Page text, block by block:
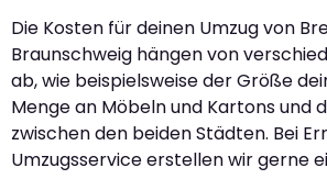
Die Kosten für deinen Umzug von
Braunschweig hängen von
ab, wie beispielsweise der Größe
Menge an Möbeln und Kartons und
zwischen den beiden Städten. Bei
Umzugsservice erstellen wir gerne